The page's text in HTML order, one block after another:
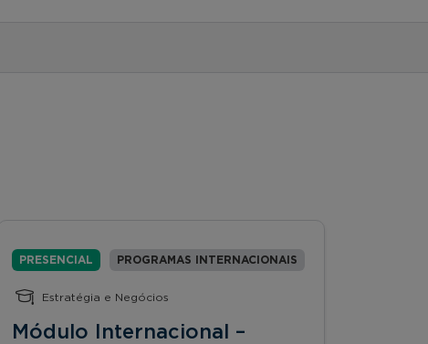
PRESENCIAL PROGRAMAS INTERNACIONAIS
Estratégia e Negócios
Módulo Internacional –